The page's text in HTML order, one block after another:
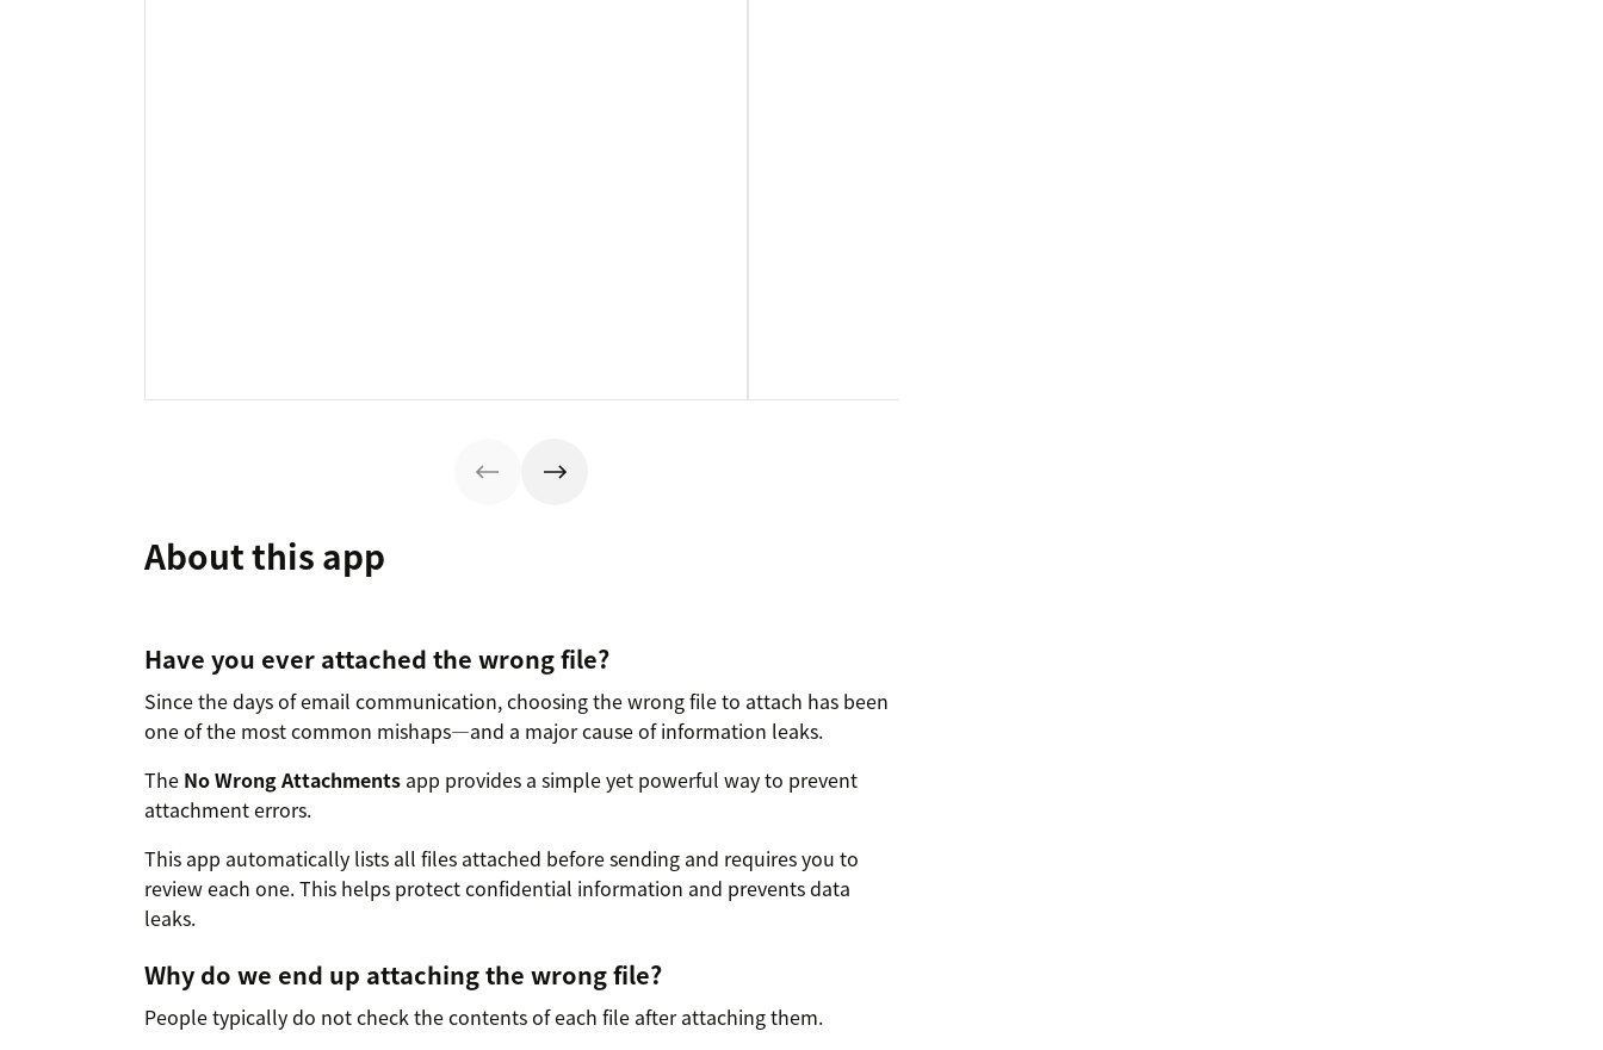
About this app
Have you ever attached the wrong file?
Since the days of email communication, choosing the wrong file to attach has been
one of the most common mishaps—and a major cause of information leaks.
The No Wrong Attachments app provides a simple yet powerful way to prevent
attachment errors.
This app automatically lists all files attached before sending and requires you to
review each one. This helps protect confidential information and prevents data
leaks.
Why do we end up attaching the wrong file?
People typically do not check the contents of each file after attaching them.